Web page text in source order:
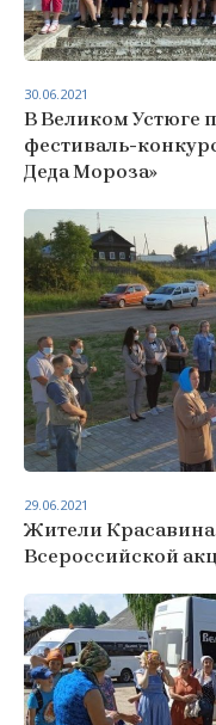
В Великом Устюге
фестиваль-
Деда Мороза»
30.06.2021
Жители Красавина
Всероссийской
29.06.2021